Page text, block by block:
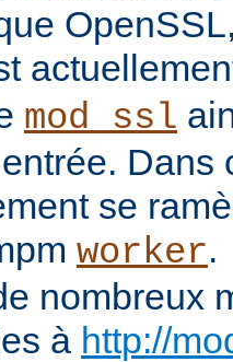
mod_ssl
Dans
se
worker.
nombreux
à http://